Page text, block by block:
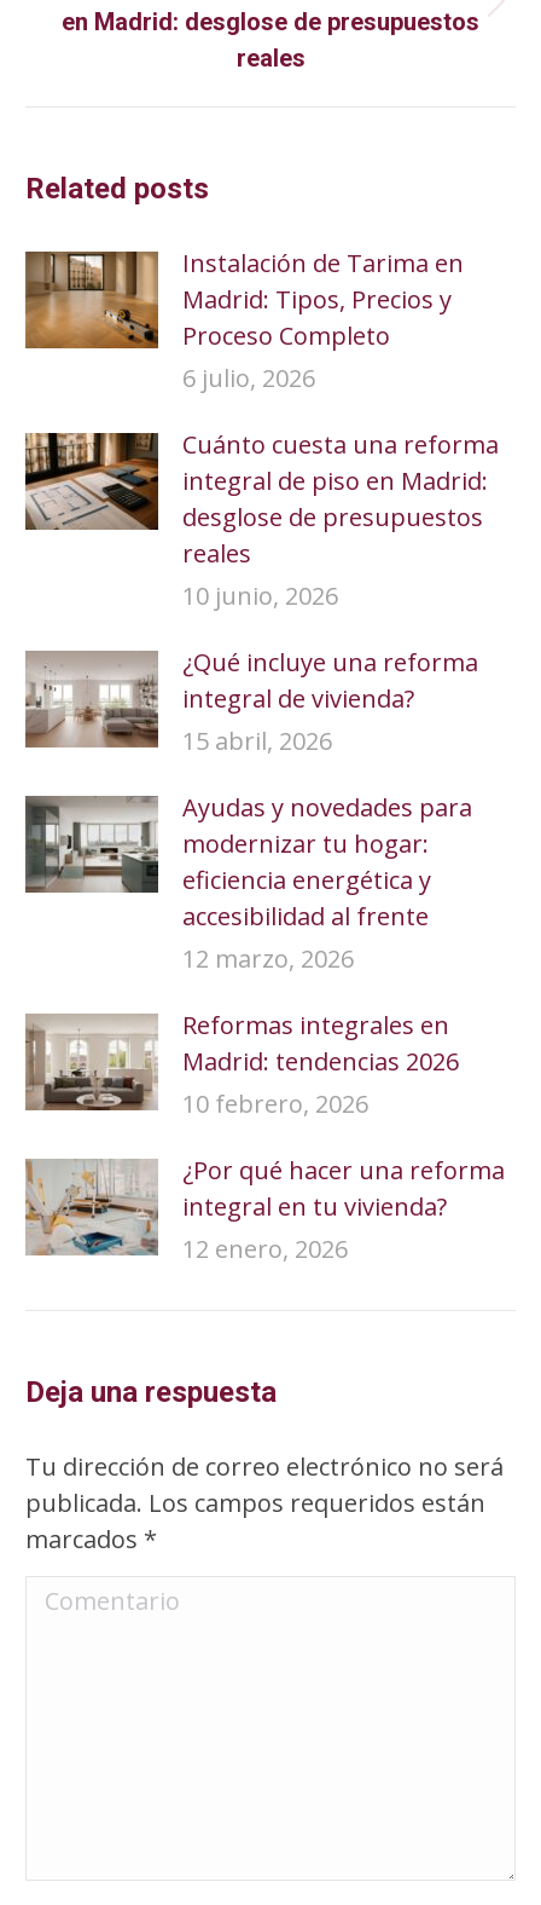
Publicación
siguiente:
en Madrid: desglose de presupuestos
reales
Related posts
Instalación de Tarima en
Madrid: Tipos, Precios y
Proceso Completo
6 julio, 2026
Cuánto cuesta una reforma
integral de piso en Madrid:
desglose de presupuestos
reales
10 junio, 2026
¿Qué incluye una reforma
integral de vivienda?
15 abril, 2026
Ayudas y novedades para
modernizar tu hogar:
eficiencia energética y
accesibilidad al frente
12 marzo, 2026
Reformas integrales en
Madrid: tendencias 2026
10 febrero, 2026
¿Por qué hacer una reforma
integral en tu vivienda?
12 enero, 2026
Deja una respuesta
Tu dirección de correo electrónico no será
publicada. Los campos requeridos están
marcados *
Comentario